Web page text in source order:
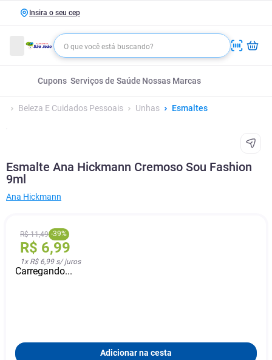
Insira o seu cep
Cupons Serviços de Saúde Nossas Marcas
Beleza E Cuidados Pessoais Unhas Esmaltes
Esmalte Ana Hickmann Cremoso Sou Fashion
9ml
Ana Hickmann
R$ 11,49 -39%
R$ 6,99
1x R$ 6,99s/ juros
Carregando...
Adicionar na cesta